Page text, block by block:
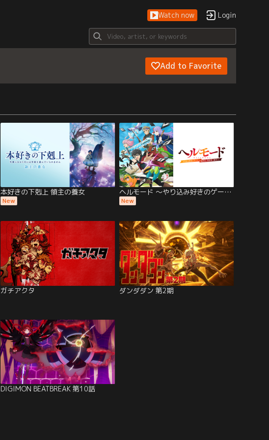
Watch now Login
Add to Favorite
本好きの下剋上 領主の養女
New
ヘルモード ～やり込み好きのゲーマーは廃設定の異世界で無双する～
New
ガチアクタ ダンダダン 第2期
DIGIMON BEATBREAK 第10話